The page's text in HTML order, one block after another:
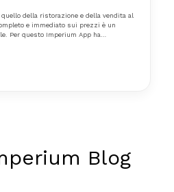
della ristorazione e della vendita al
e immediato sui prezzi è un
Per questo Imperium App ha
Blog